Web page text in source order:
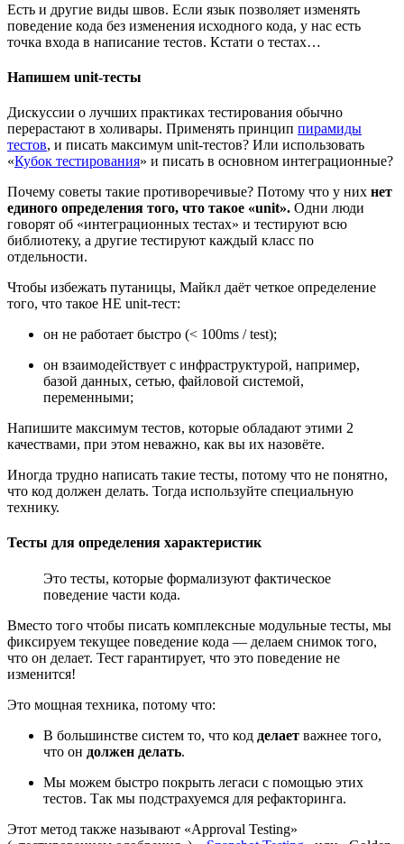
Есть и другие виды швов. Если язык позволяет изменять
поведение кода без изменения исходного кода, у нас есть
точка входа в написание тестов. Кстати о тестах…
Напишем unit-тесты
Дискуссии о лучших практиках тестирования обычно
перерастают в холивары. Применять принцип пирамиды
тестов, и писать максимум unit-тестов? Или использовать
«Кубок тестирования» и писать в основном интеграционные?
Почему советы такие противоречивые? Потому что у них нет
единого определения того, что такое «unit». Одни люди
говорят об «интеграционных тестах» и тестируют всю
библиотеку, а другие тестируют каждый класс по
отдельности.
Чтобы избежать путаницы, Майкл даёт четкое определение
того, что такое НЕ unit-тест:
он не работает быстро (< 100ms / test);
он взаимодействует с инфраструктурой, например,
базой данных, сетью, файловой системой,
переменными;
Напишите максимум тестов, которые обладают этими 2
качествами, при этом неважно, как вы их назовёте.
Иногда трудно написать такие тесты, потому что не понятно,
что код должен делать. Тогда используйте специальную
технику.
Тесты для определения характеристик
Это тесты, которые формализуют фактическое
поведение части кода.
Вместо того чтобы писать комплексные модульные тесты, мы
фиксируем текущее поведение кода — делаем снимок того,
что он делает. Тест гарантирует, что это поведение не
изменится!
Это мощная техника, потому что:
В большинстве систем то, что код делает важнее того,
что он должен делать.
Мы можем быстро покрыть легаси с помощью этих
тестов. Так мы подстрахуемся для рефакторинга.
Этот метод также называют «Approval Testing»